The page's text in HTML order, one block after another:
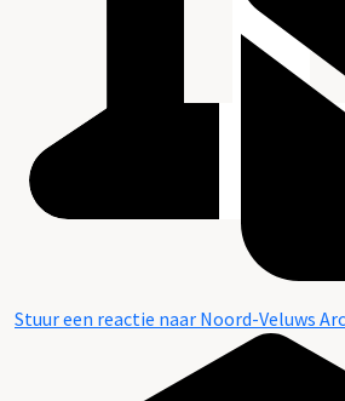
Stuur een reactie naar Noord-Veluws